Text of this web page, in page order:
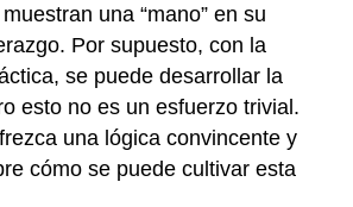
una “mano” en su
Por supuesto, con la
se puede desarrollar la
esto no es un esfuerzo trivial.
una lógica convincente y
cómo se puede cultivar esta